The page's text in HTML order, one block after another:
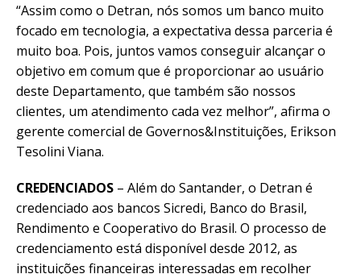
“Assim como o Detran, nós somos um banco muito
focado em tecnologia, a expectativa dessa parceria é
muito boa. Pois, juntos vamos conseguir alcançar o
objetivo em comum que é proporcionar ao usuário
deste Departamento, que também são nossos
clientes, um atendimento cada vez melhor”, afirma o
gerente comercial de Governos&Instituições, Erikson
Tesolini Viana.
CREDENCIADOS – Além do Santander, o Detran é
credenciado aos bancos Sicredi, Banco do Brasil,
Rendimento e Cooperativo do Brasil. O processo de
credenciamento está disponível desde 2012, as
instituições financeiras interessadas em recolher